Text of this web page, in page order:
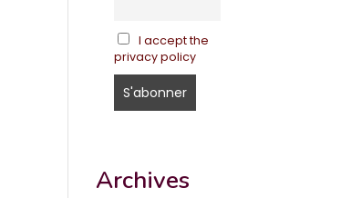
I accept the
privacy policy
Archives